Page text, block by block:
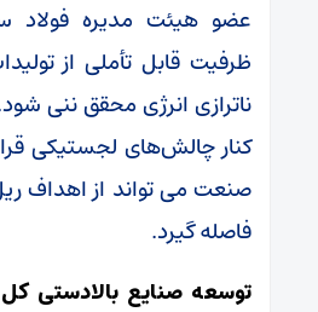
عضو هیئت مدیره فولاد
ظرفیت قابل تأملی از
ناترازی انرژی محقق ننی شود.
کنار چالش‌های لجستیکی
صنعت می تواند از اهداف
فاصله گیرد.
توسعه صنایع بالادستی